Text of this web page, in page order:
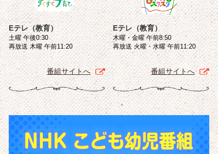
Eテレ（教育）
土曜 午後0:30
再放送 木曜 午前11:20
番組サイトへ
Eテレ（教育）
木曜・金曜 午前8:50
再放送 火曜・水曜 午前11:20
番組サイトへ